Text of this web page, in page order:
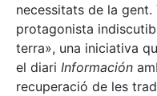
necessitats de la
protagonista
terra», una iniciativa
el diari Información
recuperació de les